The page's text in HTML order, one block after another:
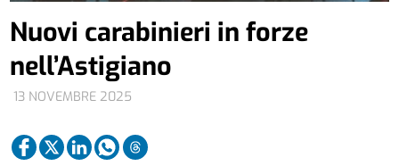
13 NOVEMBRE 2025
Nuovi carabinieri in forze
nell’Astigiano